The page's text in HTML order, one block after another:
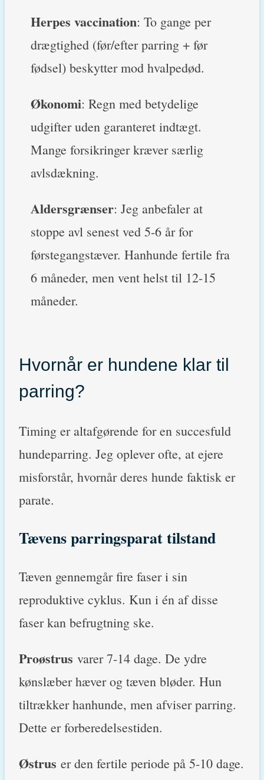
Herpes vaccination: To gange per
drægtighed (før/efter parring + før
fødsel) beskytter mod hvalpedød.
Økonomi: Regn med betydelige
udgifter uden garanteret indtægt.
Mange forsikringer kræver særlig
avlsdækning.
Aldersgrænser: Jeg anbefaler at
stoppe avl senest ved 5-6 år for
førstegangstæver. Hanhunde fertile fra
6 måneder, men vent helst til 12-15
måneder.
Hvornår er hundene klar til
parring?
Timing er altafgørende for en succesfuld
hundeparring. Jeg oplever ofte, at ejere
misforstår, hvornår deres hunde faktisk er
parate.
Tævens parringsparat tilstand
Tæven gennemgår fire faser i sin
reproduktive cyklus. Kun i én af disse
faser kan befrugtning ske.
Proøstrus varer 7-14 dage. De ydre
kønslæber hæver og tæven bløder. Hun
tiltrækker hanhunde, men afviser parring.
Dette er forberedelsestiden.
Østrus er den fertile periode på 5-10 dage.